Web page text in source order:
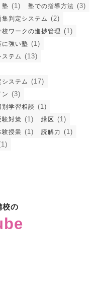
塾 (1) 塾での指導方法 (3)
判定システム (2)
校ワークの進捗管理 (1)
に強い塾 (1)
テム (13)
ステム (17)
(3)
別学習相談 (1)
験対策 (1) 緑区 (1)
験授業 (1) 読解力 (1)
校の